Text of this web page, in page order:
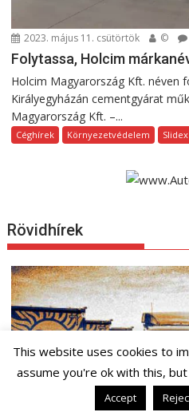
2023. május 11. csütörtök ©
Folytassa, Holcim
Holcim Magyarország Kft. néven
Királyegyházán cementgyárat
Magyarország Kft. –...
Céghírek Környezetvédelem Slidex
Rövidhírek
This website uses cookies to
assume you're ok with this,
Accept